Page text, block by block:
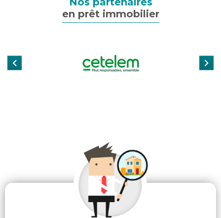
Qui sommes-nous ?
en prêt immobilier